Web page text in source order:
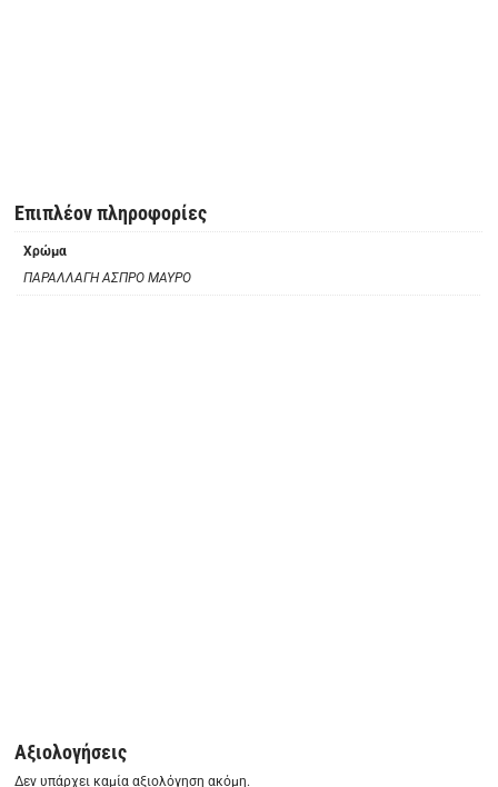
Επιπλέον πληροφορίες
Χρώμα
ΠΑΡΑΛΛΑΓΗ ΑΣΠΡΟ ΜΑΥΡΟ
Αξιολογήσεις
Δεν υπάρχει καμία αξιολόγηση ακόμη.